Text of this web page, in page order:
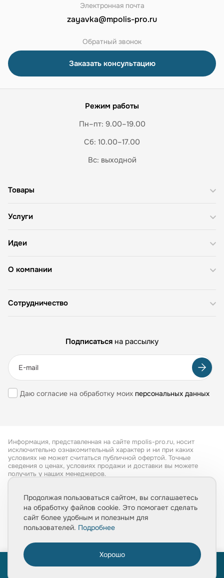
Электронная почта
zayavka@mpolis-pro.ru
Обратный звонок
Заказать консультацию
Режим работы
Пн–пт: 9.00–19.00
Сб: 10.00–17.00
Вс: выходной
О компании
Товары
Услуги
Идеи
Сотрудничество
Подписаться на рассылку
Даю согласие на обработку моих персональных данных
Информация, представленная на сайте mpolis-pro.ru, носит
исключительно ознакомительный характер и ни при каких
условиях не может считаться публичной офертой. Точные
сведения о ценах, условиях продажи и доставки вы можете
получить у наших менеджеров.
Обработка персональных данных
Политика конфиденциальности
Продолжая пользоваться сайтом, вы соглашаетесь
на обработку файлов cookie. Это помогает сделать
сайт более удобным и полезным для
пользователей. Подробнее
Хорошо